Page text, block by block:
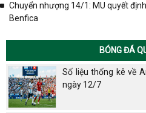
Chuyển nhượng 14/1: MU quyết
Benfica
BÓNG ĐÁ
Số liệu thống kê về
ngày 12/7